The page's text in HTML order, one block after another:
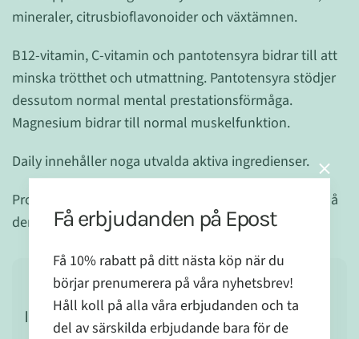
mineraler, citrusbioflavonoider och växtämnen.
B12-vitamin, C-vitamin och pantotensyra bidrar till att
minska trötthet och utmattning. Pantotensyra stödjer
dessutom normal mental prestationsförmåga.
Magnesium bidrar till normal muskelfunktion.
Daily innehåller noga utvalda aktiva ingredienser.
Produceras i Sverige och är dessutom helt vegansk då
den innehåller vegansk D3-vitamin (från mikroalg)
Ingredienser
Få erbjudanden på Epost
Få 10% rabatt på ditt nästa köp när du
börjar prenumerera på våra nyhetsbrev!
Håll koll på alla våra erbjudanden och ta
del av särskilda erbjudande bara för de